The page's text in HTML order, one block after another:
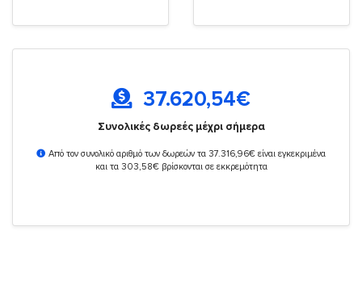
37.620,54€
Συνολικές δωρεές μέχρι σήμερα
Από τον συνολικό αριθμό των δωρεών τα 37.316,96€ είναι εγκεκριμένα
και τα 303,58€ βρίσκονται σε εκκρεμότητα